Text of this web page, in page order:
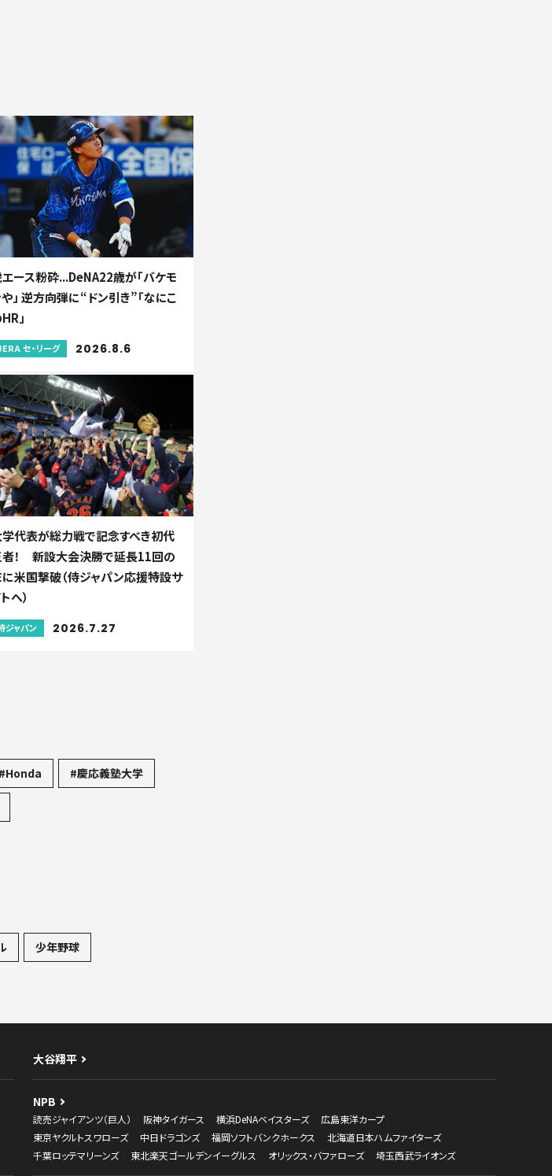
ース粉砕...DeNA22歳が「バケモ
」 逆方向弾に“ドン引き”「なにこ
」
セ・リーグ 2026.8.6
代表が総力戦で記念すべき初代
者！ 新設大会決勝で延長11回の
米国撃破（侍ジャパン応援特設サ
へ）
ジャパン 2026.7.27
#Honda #慶応義塾大学
少年野球
大谷翔平
NPB
読売ジャイアンツ（巨人） 阪神タイガース 横浜DeNAベイスターズ
広島東洋カープ
東京ヤクルトスワローズ
中日ドラゴンズ 福岡ソフトバンクホークス
北海道日本ハムファイターズ
千葉ロッテマリーンズ
東北楽天ゴールデンイーグルス オリックス・バファローズ 埼玉西武ライオンズ